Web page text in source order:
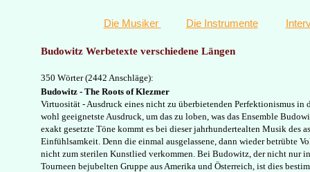
Die Musiker Die Instrumente
Budowitz Werbetexte verschiedene Längen
350 Wörter (2442 Anschläge):
Budowitz - The Roots of Klezmer
Virtuosität - Ausdruck eines nicht zu überbietenden Perfektionismus in
wohl geeignetste Ausdruck, um das zu loben, was das Ensemble
exakt gesetzte Töne kommt es bei dieser jahrhundertealten Musik des
Einfühlsamkeit. Denn die einmal ausgelassene, dann wieder betrübte
nicht zum sterilen Kunstlied verkommen. Bei Budowitz, der nicht nur
Tourneen bejubelten Gruppe aus Amerika und Österreich, ist dies